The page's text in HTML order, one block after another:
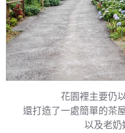
花園裡主要仍
還打造了一處簡單的茶
以及老奶